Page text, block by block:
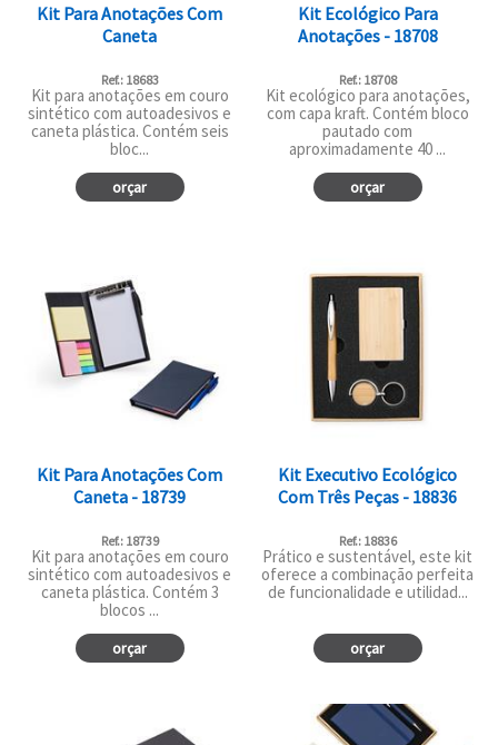
Kit Para Anotações Com
Caneta
Ref.: 18683
Kit para anotações em couro
sintético com autoadesivos e
caneta plástica. Contém seis
bloc...
orçar
Kit Ecológico Para
Anotações - 18708
Ref.: 18708
Kit ecológico para anotações,
com capa kraft. Contém bloco
pautado com
aproximadamente 40 ...
orçar
Kit Para Anotações Com
Caneta - 18739
Ref.: 18739
Kit para anotações em couro
sintético com autoadesivos e
caneta plástica. Contém 3
blocos ...
orçar
Kit Executivo Ecológico
Com Três Peças - 18836
Ref.: 18836
Prático e sustentável, este kit
oferece a combinação perfeita
de funcionalidade e utilidad...
orçar